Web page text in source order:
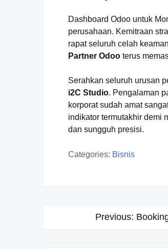
Dashboard Odoo untuk
perusahaan. Kemitraan
rapat seluruh celah
Partner Odoo terus
Serahkan seluruh urusan
i2C Studio. Pengalaman
korporat sudah amat
indikator termutakhir demi
dan sungguh presisi.
Categories: Bisnis
Previous: